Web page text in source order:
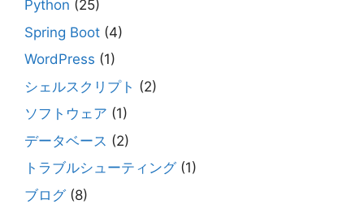
Python (25)
Spring Boot (4)
WordPress (1)
シェルスクリプト (2)
ソフトウェア (1)
データベース (2)
トラブルシューティング(1)
ブログ(8)